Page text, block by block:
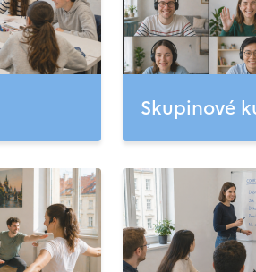
Skupinové